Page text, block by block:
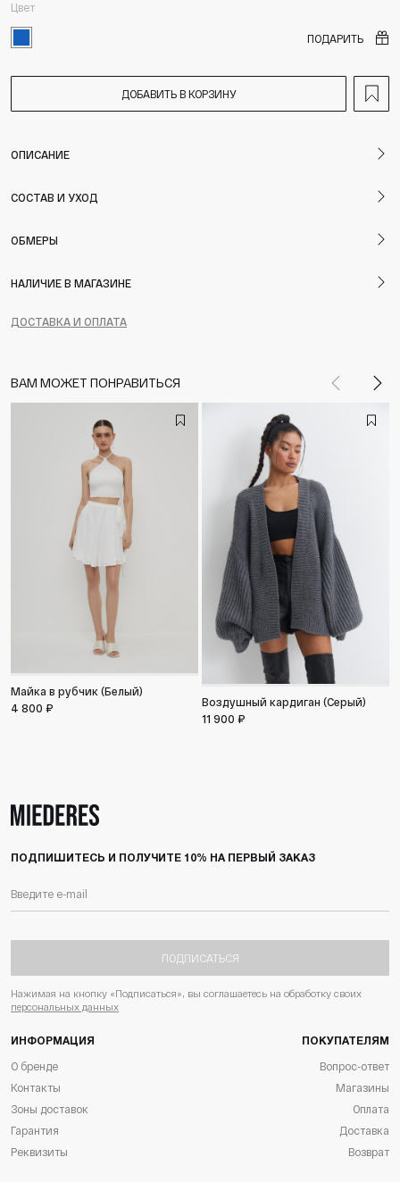
Цвет
ПОДАРИТЬ
ДОБАВИТЬ В КОРЗИНУ
ОПИСАНИЕ
СОСТАВ И УХОД
ОБМЕРЫ
НАЛИЧИЕ В МАГАЗИНЕ
ДОСТАВКА И ОПЛАТА
ВАМ МОЖЕТ ПОНРАВИТЬСЯ Назад
Майка в рубчик (Белый)
4 800 ₽
Воздушный кардиган (Серый)
11 900 ₽
ПОДПИШИТЕСЬ И ПОЛУЧИТЕ 10% НА ПЕРВЫЙ ЗАКАЗ
ПОДПИСАТЬСЯ
Нажимая на кнопку «Подписаться», вы соглашаетесь на обработку своих
персональных данных
ИНФОРМАЦИЯ
О бренде
Контакты
Зоны доставок
Гарантия
Реквизиты
ПОКУПАТЕЛЯМ
Вопрос-ответ
Магазины
Оплата
Доставка
Возврат